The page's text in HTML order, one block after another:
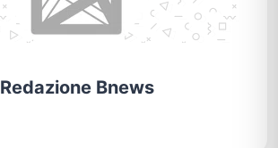
Redazione Bnews